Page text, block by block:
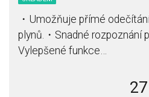
・Umožňuje přímé
plynů.・Snadné rozpoznání
Vylepšené funkce…